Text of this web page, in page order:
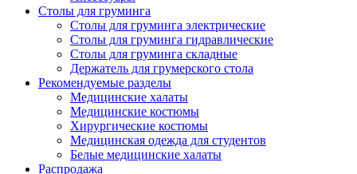
Столы для груминга
Столы для груминга электрические
Столы для груминга гидравлические
Столы для груминга складные
Держатель для грумерского стола
Рекомендуемые разделы
Медицинские халаты
Медицинские костюмы
Хирургические костюмы
Медицинская одежда для студентов
Белые медицинские халаты
Распродажа